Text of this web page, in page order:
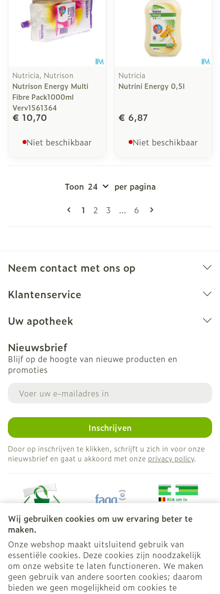
Wij gebruiken cookies om uw ervaring beter te
maken.
Onze webshop maakt uitsluitend gebruik van
essentiële cookies. Deze cookies zijn noodzakelijk
om onze website te laten functioneren. We maken
geen gebruik van andere soorten cookies; daarom
bieden we geen mogelijkheid om cookies te
Nutricia, Nutrison
Nutrison Energy Multi
Fibre Pack1000ml
Verv1561364
€ 10,70
Niet beschikbaar
Nutricia
Nutrini Energy 0,5l
€ 6,87
Niet beschikbaar
Pagina's
U lees momenteel pagina
1 Pagina
2 Pagina
3 ... Pagina
6
Toon per pagina
Neem contact met ons op
Klantenservice
Uw apotheek
Nieuwsbrief
Blijf op de hoogte van nieuwe producten en
promoties
Inschrijven
Door op inschrijven te klikken, schrijft u zich in voor onze
nieuwsbrief en gaat u akkoord met onze privacy policy.
Juridische links